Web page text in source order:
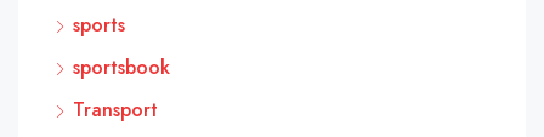
sports
sportsbook
Transport